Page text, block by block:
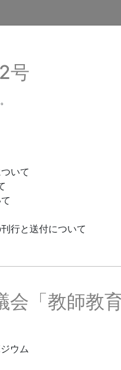
号
いて
行と送付について
「教師教
ウム